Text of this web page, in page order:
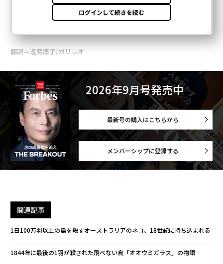
翻訳＝遠藤康子/ガリレオ
2026年9月号発売中
最新号の購入はこちらから
メンバーシップに登録する
関連記事
1日100万羽以上の鳥を殺すオーストラリアのネコ、18世紀に持ち込まれる
1844年に最後の1羽が殺された飛べない鳥「オオウミガラス」の物語